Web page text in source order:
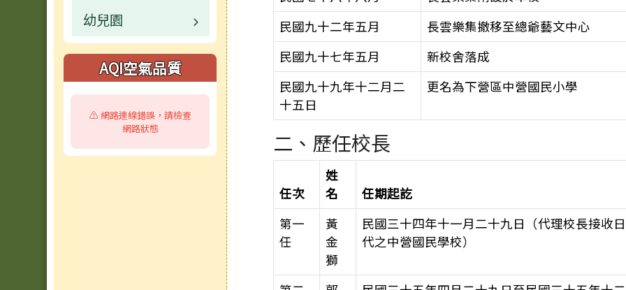
榮譽榜
公開資訊
檔案下載
公開資訊
檔案下載
校園公告
業務職掌
校園公告
幼兒園
業務職掌
校園公告
活動相簿
AQI空氣品質
⚠️ 網路連線錯誤，請檢查
網路狀態
民國九十二年五月
長雲樂集撤移至總爺藝文中心
民國九十七年五月
新校舍落成
民國九十九年十二月二
十五日
更名為下營區中營國民小學
二、歷任校長
任次
姓
名
任期起訖
第一
任
黃
金
獅
民國三十四年十一月二十九日（代理校長接收
代之中營國民學校）